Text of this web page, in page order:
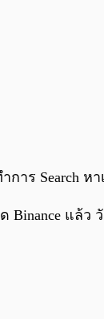
การ Search
Binance แล้ว